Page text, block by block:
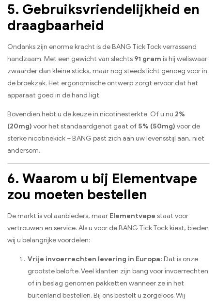
5. Gebruiksvriendelijkheid en
draagbaarheid
Ondanks zijn enorme kracht is de BANG Tick Tock verrassend
handzaam. Met een gewicht van slechts 91 gram is hij weliswaar
zwaarder dan kleine sticks, maar nog steeds licht genoeg voor in
de broekzak. Het ergonomische ontwerp zorgt ervoor dat het
apparaat goed in de hand ligt.
Bovendien hebt u de keuze in nicotinesterkte. Of u nu 2%
(20mg) voor het standaardgenot gaat of 5% (50mg) voor de
sterke nicotinekick – BANG past zich aan uw levensstijl aan, niet
andersom.
6. Waarom u bij Elementvape
zou moeten bestellen
De markt is vol aanbieders, maar Elementvape staat voor
vertrouwen en service. Als u voor de BANG Tick Tock kiest, bieden
wij u belangrijke voordelen:
Vrije invoerrechten levering in Europa: Dat is onze
grootste belofte. Veel klanten zijn bang voor invoerrechten
of in beslag genomen pakketten wanneer ze in het
buitenland bestellen. Bij ons bestelt u zorgeloos. Wij